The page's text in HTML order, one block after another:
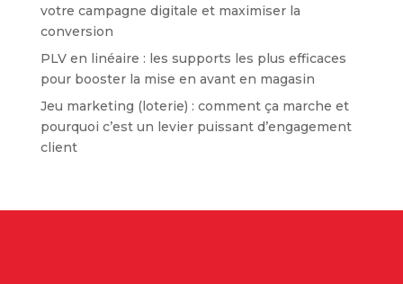
votre campagne digitale et maximiser la
conversion
PLV en linéaire : les supports les plus efficaces
pour booster la mise en avant en magasin
Jeu marketing (loterie) : comment ça marche et
pourquoi c’est un levier puissant d’engagement
client